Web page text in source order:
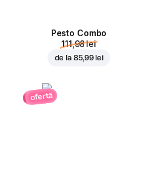
Pesto Combo
111,98 lei
de la 85,99 lei
ofertă